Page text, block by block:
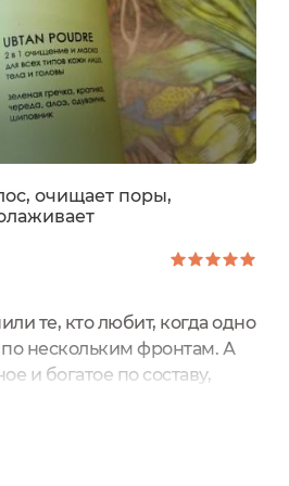
головы. Основа — мука из
очищает поры,
те, кто любит, когда одно
по нескольким фронтам. А
и богатое по составу,
профессиональная